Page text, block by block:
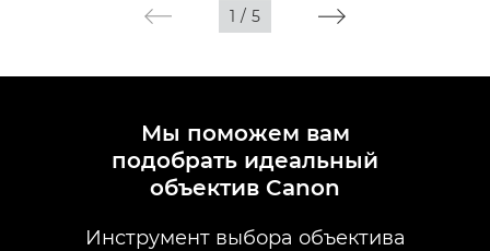
1 / 5
Мы поможем вам
подобрать идеальный
объектив Canon
Инструмент выбора объектива